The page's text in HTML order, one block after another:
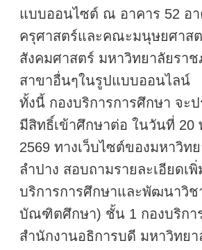
แบบออนไซต์ ณ อาคาร 52 อ
ครุศาสตร์และคณะมนุษยศาส
สังคมศาสตร์ มหาวิทยาลัยราช
สาขาอื่นๆในรูปแบบออนไลน์
ทั้งนี้ กองบริการการศึกษา จะ
มีสิทธิ์เข้าศึกษาต่อ ในวันที่ 20
2569 ทางเว็บไซต์ของมหาวิท
ลำปาง สอบถามรายละเอียดเ
บริการการศึกษาและพัฒนาวิช
บัณฑิตศึกษา) ชั้น 1 กองบริกา
สำนักงานอธิการบดี มหาวิทย